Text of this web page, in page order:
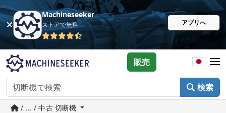
Machineseeker
ストアで無料 アプリへ
検索
販売
/ ... / 中古 切断機